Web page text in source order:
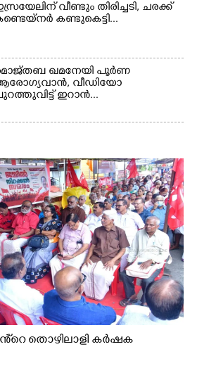
വീണ്ടും തിരിച്ചടി, ചരക്ക്
കണ്ടുകെട്ടി...
ഖമനേയി പൂർണ
വീഡിയോ
ഇറാൻ...
തൊഴിലാളി കർഷക